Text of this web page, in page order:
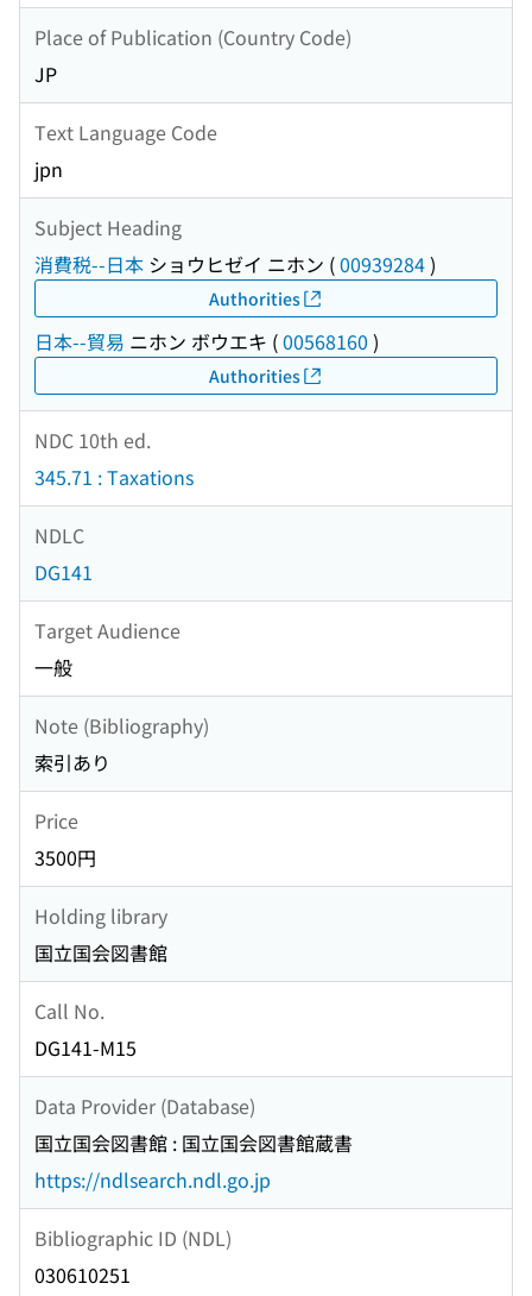
Place of Publication (Country Code)
JP
Text Language Code
jpn
Subject Heading
消費税--日本 ショウヒゼイ ニホン (00939284)
Authorities
日本--貿易 ニホン ボウエキ (00568160 )
Authorities
NDC 10th ed.
345.71 : Taxations
NDLC
DG141
Target Audience
一般
Note (Bibliography)
索引あり
Price
3500円
Holding library
国立国会図書館
Call No.
DG141-M15
Data Provider (Database)
国立国会図書館 : 国立国会図書館蔵書
https://ndlsearch.ndl.go.jp
Bibliographic ID (NDL)
030610251